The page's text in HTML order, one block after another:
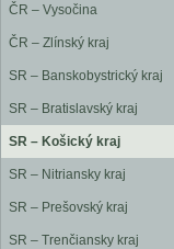
ČR – Vysočina
ČR – Zlínský kraj
SR – Banskobystrický kraj
SR – Bratislavský kraj
SR – Košický kraj
SR – Nitriansky kraj
SR – Prešovský kraj
SR – Trenčiansky kraj